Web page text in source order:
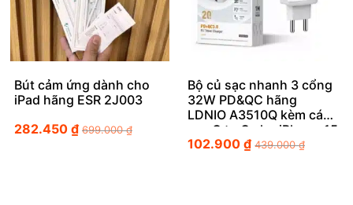
Bút cảm ứng dành cho
iPad hãng ESR 2J003
282.450 ₫ 699.000₫
Bộ củ sạc nhanh 3 cổng
32W PD&QC hãng
LDNIO A3510Q kèm cáp
sạc C to C cho iPhone 15
102.900₫ 439.000₫